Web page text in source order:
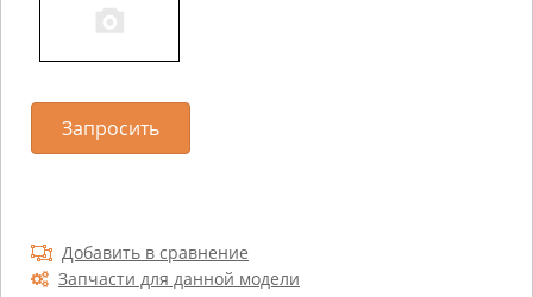
Добавить в сравнение
Запчасти для данной модели
Запросить